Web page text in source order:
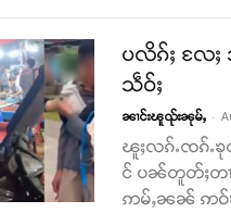
ပလိၵ်ႈ လႄႈ
သဵဝ်ႈ
ၼၢင်းၽူၺ်းၼုမ်ႇ -
ၽူႈလၵ်ႉၸၵ်ႉ
င် ပၼ်တူတ်ႈတၢ
ဢမ်ႇၼၼ် ဢဝ်ၶၢ